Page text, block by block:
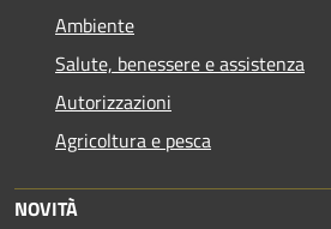
Ambiente
Salute, benessere e assistenza
Autorizzazioni
Agricoltura e pesca
NOVITÀ